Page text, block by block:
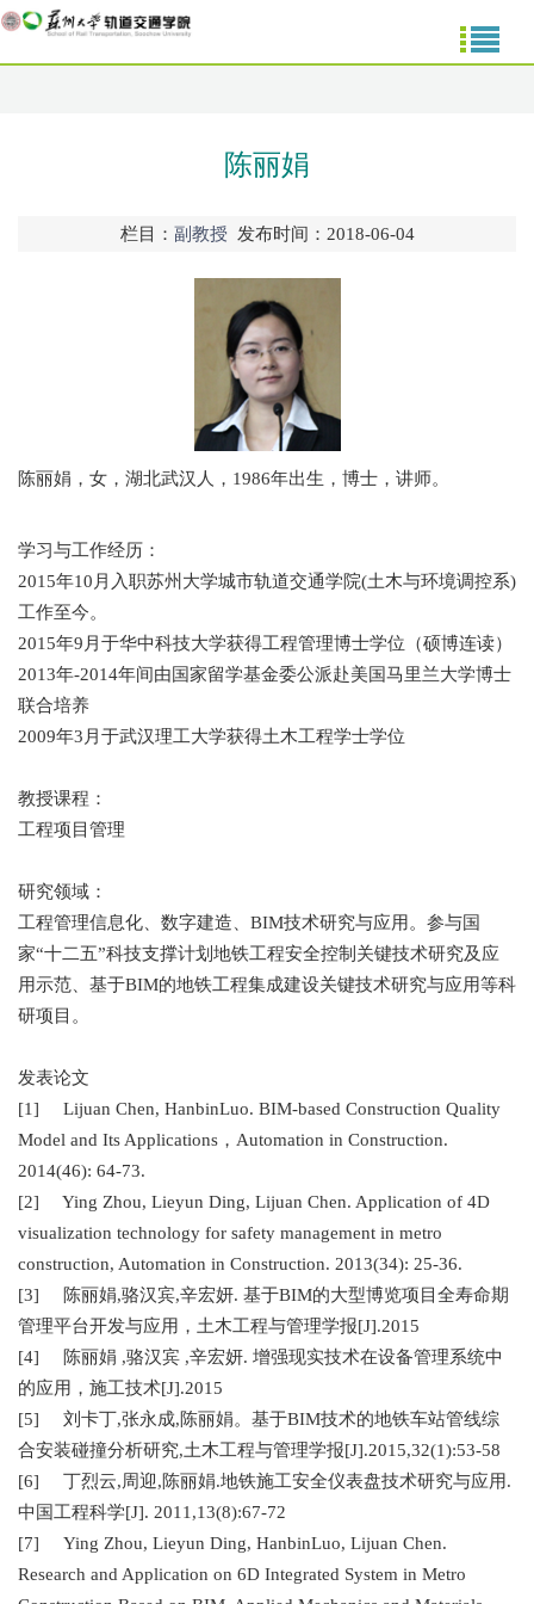
陈丽娟
栏目： 副教授 发布时间：2018-06-04
陈丽娟，女，湖北武汉人，1986年出生，博士，讲师。
学习与工作经历：
2015年10月入职苏州大学城市轨道交通学院(土木与环境调控系)
工作至今。
2015年9月于华中科技大学获得工程管理博士学位（硕博连读）
2013年-2014年间由国家留学基金委公派赴美国马里兰大学博士
联合培养
2009年3月于武汉理工大学获得土木工程学士学位
教授课程：
工程项目管理
研究领域：
工程管理信息化、数字建造、BIM技术研究与应用。参与国
家“十二五”科技支撑计划地铁工程安全控制关键技术研究及应
用示范、基于BIM的地铁工程集成建设关键技术研究与应用等科
研项目。
发表论文
[1] Lijuan Chen, HanbinLuo. BIM-based Construction Quality
Model and Its Applications，Automation in Construction.
2014(46): 64-73.
[2] Ying Zhou, Lieyun Ding, Lijuan Chen. Application of 4D
visualization technology for safety management in metro
construction, Automation in Construction. 2013(34): 25-36.
[3] 陈丽娟,骆汉宾,辛宏妍. 基于BIM的大型博览项目全寿命期
管理平台开发与应用，土木工程与管理学报[J].2015
[4] 陈丽娟 ,骆汉宾 ,辛宏妍. 增强现实技术在设备管理系统中
的应用，施工技术[J].2015
[5] 刘卡丁,张永成,陈丽娟。基于BIM技术的地铁车站管线综
合安装碰撞分析研究,土木工程与管理学报[J].2015,32(1):53-58
[6] 丁烈云,周迎,陈丽娟.地铁施工安全仪表盘技术研究与应用.
中国工程科学[J]. 2011,13(8):67-72
[7] Ying Zhou, Lieyun Ding, HanbinLuo, Lijuan Chen.
Research and Application on 6D Integrated System in Metro